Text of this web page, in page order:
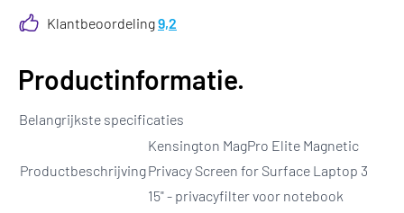
Klantbeoordeling9,2
Productinformatie.
Belangrijkste specificaties
Productbeschrijving
Kensington MagPro Elite Magnetic
Privacy Screen for Surface Laptop 3
15" - privacyfilter voor notebook